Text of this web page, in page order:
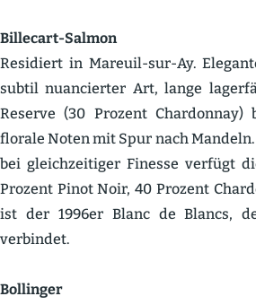
Billecart-Salmon
Residiert in Mareuil-sur-Ay.
subtil nuancierter Art, lange
Reserve (30 Prozent
florale Noten mit Spur nach
bei gleich­zei­tiger Finesse verfügt
Prozent Pinot Noir, 40 Prozent
ist der 1996er Blanc de Blancs,
verbindet.
Bollinger